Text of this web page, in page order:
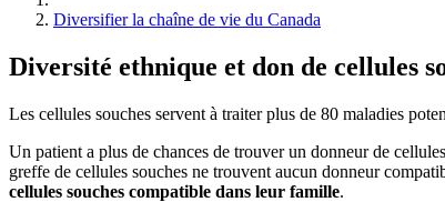
Diversifier la chaîne de vie du Canada
Diversité ethnique et don de cellules
Les cellules souches servent à traiter plus de 80 maladies
Un patient a plus de chances de trouver un donneur de
greffe de cellules souches ne trouvent aucun donneur
cellules souches compatible dans leur famille.